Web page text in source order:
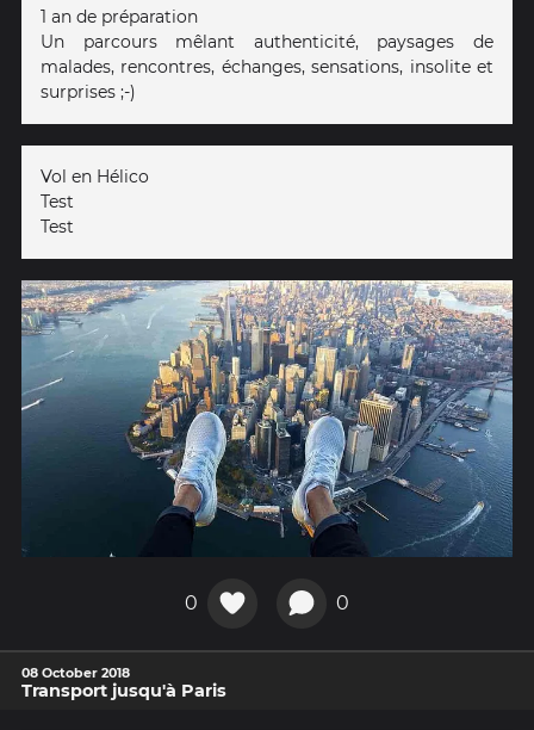
1 an de préparation
Un parcours mêlant authenticité, paysages de
malades, rencontres, échanges, sensations, insolite et
surprises ;-)
Vol en Hélico
Test
Test
0 0
08 October 2018
Transport jusqu'à Paris